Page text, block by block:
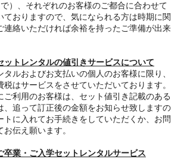
）、それぞれのお客様のご都合に合わせて
ておりますので、気になられる方は時期に関
連絡いただければ余裕を持ったご準備が出来
ットレンタルの値引きサービスについて
ルおよびお支払いの個人のお客様に限り、
はサービスをさせていただいております。
ご利用のお客様は、セット値引き記載のある
、追って訂正後の金額をお知らせ致しますの
トに入れてお手続きをしていただくか、お問
伝え願います。
卒業・ご入学セットレンタルサービス